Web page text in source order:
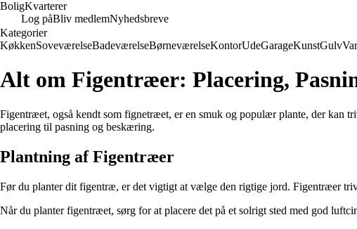
BoligKvarterer
Log påBliv medlemNyhedsbreve
Kategorier
KøkkenSoveværelseBadeværelseBørneværelseKontorUdeGarageKunstGulv
Alt om Figentræer: Placering,
Figentræet, også kendt som fignetræet, er en smuk og populær plante, der kan
placering til pasning og beskæring.
Plantning af Figentræer
Før du planter dit figentræ, er det vigtigt at vælge den rigtige jord. Figentræer
Når du planter figentræet, sørg for at placere det på et solrigt sted med god